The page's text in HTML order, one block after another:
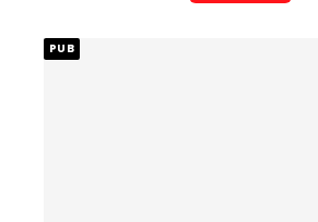
PUB